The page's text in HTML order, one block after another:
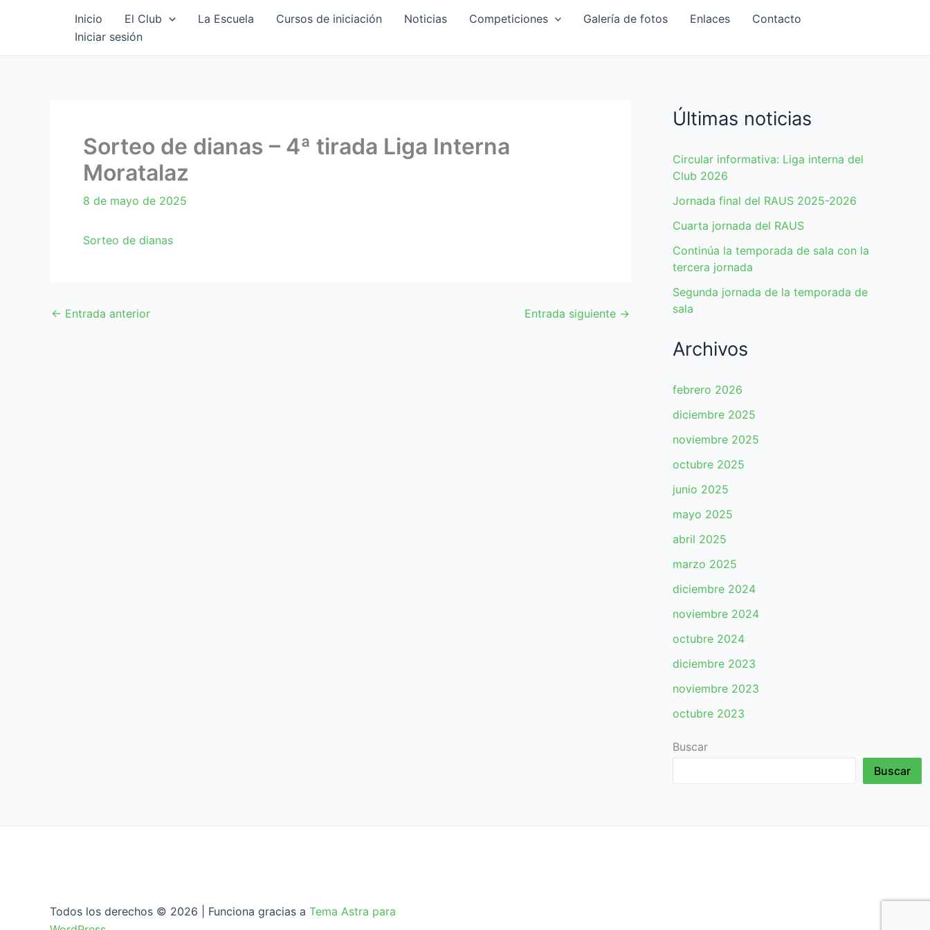
Inicio El Club La Escuela Cursos de iniciación Noticias Competiciones Galería de fotos Enlaces
Contacto
Iniciar sesión
Sorteo de dianas – 4ª tirada Liga Interna
Moratalaz
8 de mayo de 2025
Sorteo de dianas
← Entrada anterior Entrada siguiente →
Últimas noticias
Circular informativa: Liga interna del
Club 2026
Jornada final del RAUS 2025-2026
Cuarta jornada del RAUS
Continúa la temporada de sala con la
tercera jornada
Segunda jornada de la temporada de
sala
Archivos
febrero 2026
diciembre 2025
noviembre 2025
octubre 2025
junio 2025
mayo 2025
abril 2025
marzo 2025
diciembre 2024
noviembre 2024
octubre 2024
diciembre 2023
noviembre 2023
octubre 2023
Buscar
Buscar
Todos los derechos © 2026 | Funciona gracias a Tema Astra para